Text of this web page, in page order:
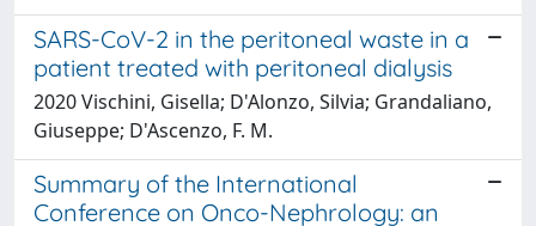
SARS-CoV-2 in the peritoneal waste in a
patient treated with peritoneal dialysis
2020 Vischini, Gisella; D'Alonzo, Silvia; Grandaliano,
Giuseppe; D'Ascenzo, F. M.
Summary of the International
Conference on Onco-Nephrology: an